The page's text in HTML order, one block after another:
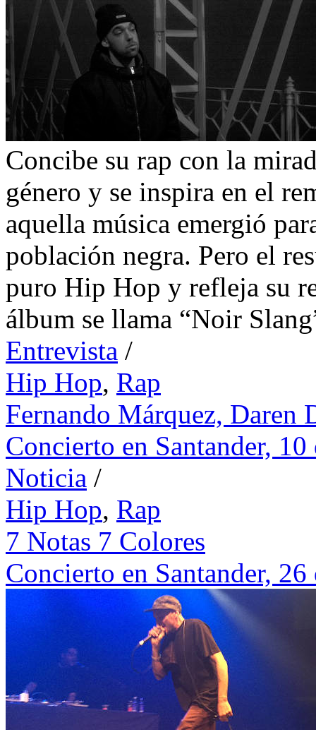
Concibe su rap con la
género y se inspira en el
aquella música emergió
población negra. Pero el
puro Hip Hop y refleja su
álbum se llama “Noir
Entrevista /
Hip Hop, Rap
Fernando Márquez, Daren
Concierto en Santander,
Noticia /
Hip Hop, Rap
7 Notas 7 Colores
Concierto en Santander,